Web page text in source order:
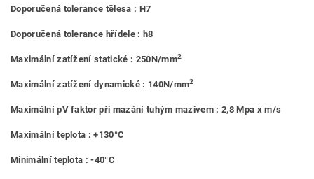
Doporučená tolerance tělesa : H7
Doporučená tolerance hřídele : h8
Maximální zatížení statické : 250N/mm2
Maximální zatížení dynamické : 140N/mm2
Maximální pV faktor při mazání tuhým mazivem : 2,8 Mpa x m/s
Maximální teplota : +130°C
Minimální teplota : -40°C